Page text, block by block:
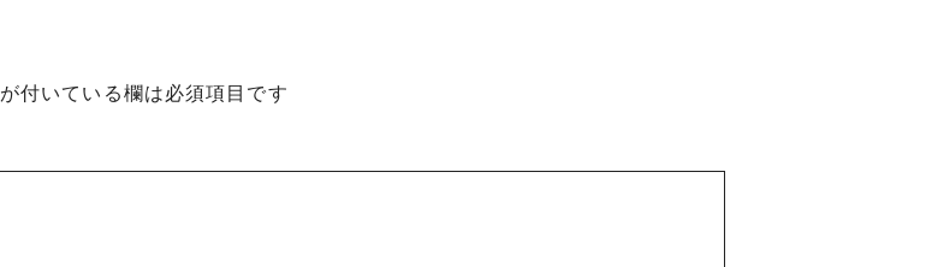
が付いている欄は必須項目です